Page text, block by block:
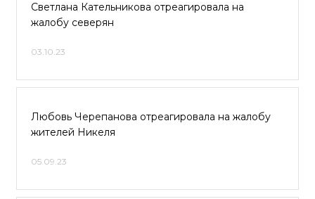
Светлана Кательникова отреагировала на
жалобу северян
03.10.23
Любовь Черепанова отреагировала на жалобу
жителей Никеля
05.09.23